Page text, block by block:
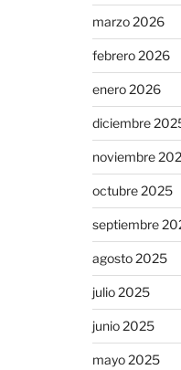
marzo 2026
febrero 2026
enero 2026
diciembre
noviembre
octubre 2025
septiembre
agosto 2025
julio 2025
junio 2025
mayo 2025